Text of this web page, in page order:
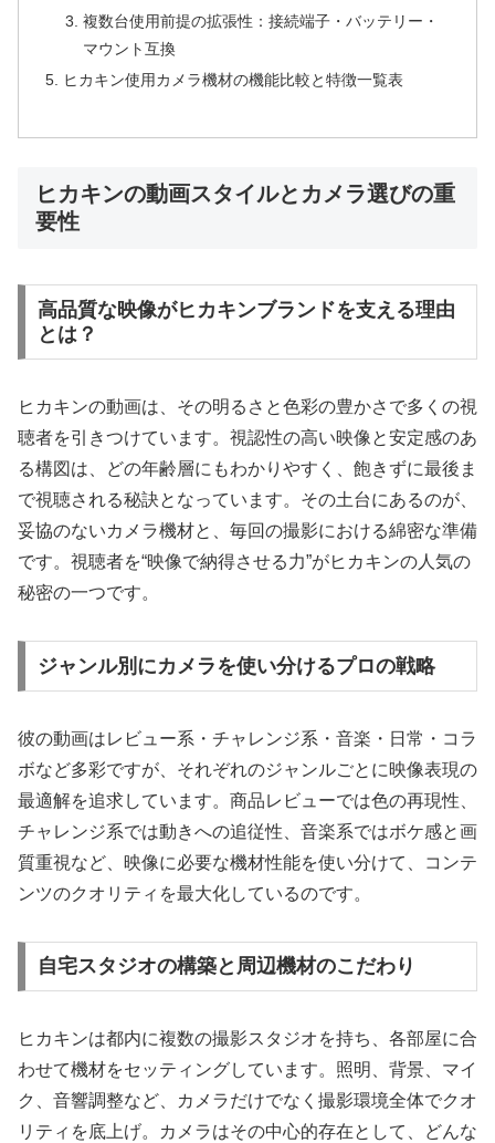
複数台使用前提の拡張性：接続端子・バッテリー・
マウント互換
ヒカキン使用カメラ機材の機能比較と特徴一覧表
ヒカキンの動画スタイルとカメラ選びの重
要性
高品質な映像がヒカキンブランドを支える理由
とは？
ヒカキンの動画は、その明るさと色彩の豊かさで多くの視
聴者を引きつけています。視認性の高い映像と安定感のあ
る構図は、どの年齢層にもわかりやすく、飽きずに最後ま
で視聴される秘訣となっています。その土台にあるのが、
妥協のないカメラ機材と、毎回の撮影における綿密な準備
です。視聴者を“映像で納得させる力”がヒカキンの人気の
秘密の一つです。
ジャンル別にカメラを使い分けるプロの戦略
彼の動画はレビュー系・チャレンジ系・音楽・日常・コラ
ボなど多彩ですが、それぞれのジャンルごとに映像表現の
最適解を追求しています。商品レビューでは色の再現性、
チャレンジ系では動きへの追従性、音楽系ではボケ感と画
質重視など、映像に必要な機材性能を使い分けて、コンテ
ンツのクオリティを最大化しているのです。
自宅スタジオの構築と周辺機材のこだわり
ヒカキンは都内に複数の撮影スタジオを持ち、各部屋に合
わせて機材をセッティングしています。照明、背景、マイ
ク、音響調整など、カメラだけでなく撮影環境全体でクオ
リティを底上げ。カメラはその中心的存在として、どんな